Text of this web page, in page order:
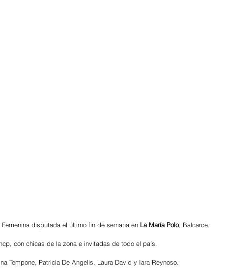
disputada el último fin de semana en La María Polo, Balcarce.
con chicas de la zona e invitadas de todo el país.
Tempone, Patricia De Angelis, Laura David y Iara Reynoso.